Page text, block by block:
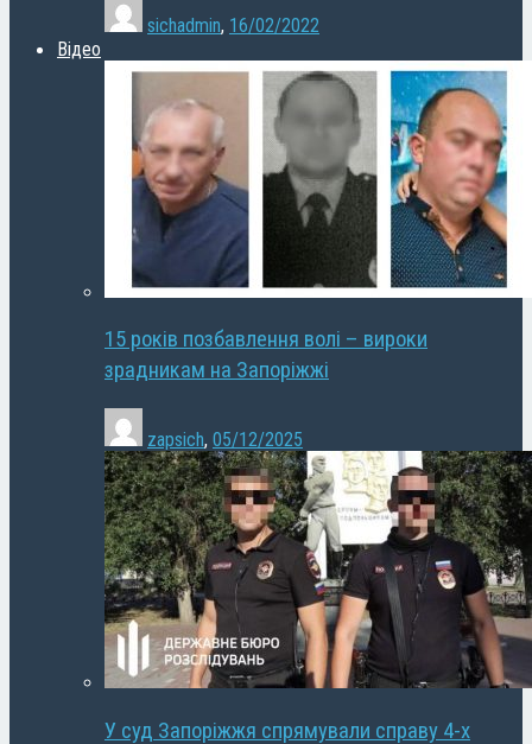
sichadmin, 16/02/2022
Відео
15 років позбавлення волі – вироки
зрадникам на Запоріжжі
zapsich, 05/12/2025
У суд Запоріжжя спрямували справу 4-х